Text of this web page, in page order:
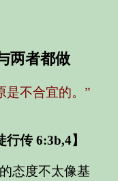
两者都做
是不合宜的。”
行传 6:3b,4】
态度不太像基